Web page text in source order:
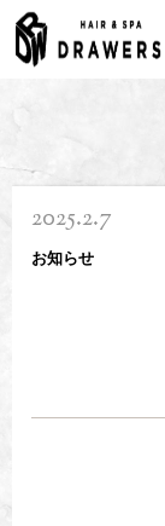
2025.2.7
お知らせ